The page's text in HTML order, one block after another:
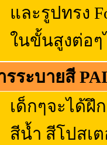
และรูปทรง
ในขั้นสูงต่อๆ
รระบายสี
เด็กๆจะได้
สีน้ำ สีโปสเ